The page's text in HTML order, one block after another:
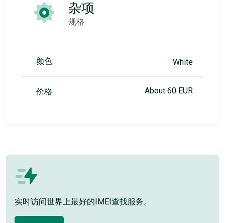
杂项
规格
颜色: White
价格: About 60 EUR
实时访问世界上最好的IMEI查找服务。